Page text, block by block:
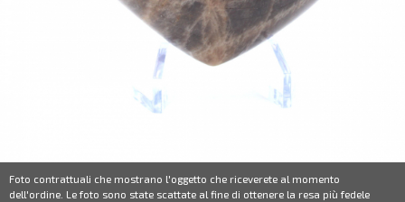
Foto contrattuali che mostrano l'oggetto che riceverete al momento
dell'ordine. Le foto sono state scattate al fine di ottenere la resa più fedele